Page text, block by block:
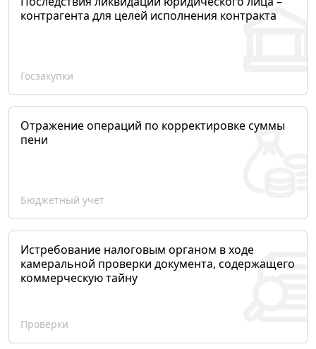
контрагента для целей исполнения контракта
Госзакупки
Отражение операций по корректировке суммы
пени
Бюджетный учет
Истребование налоговым органом в ходе
камеральной проверки документа, содержащего
коммерческую тайну
Проверки